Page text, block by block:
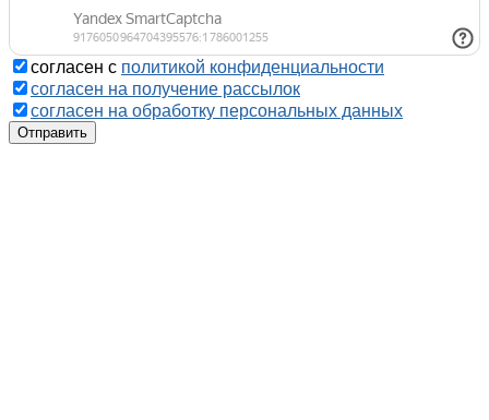
согласен с политикой конфиденциальности
согласен на получение рассылок
согласен на обработку персональных данных
Отправить